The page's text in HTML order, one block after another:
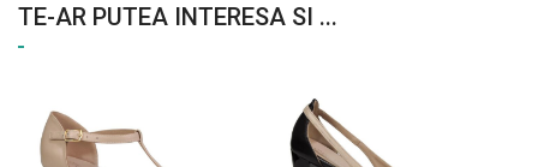
TE-AR PUTEA INTERESA SI ...